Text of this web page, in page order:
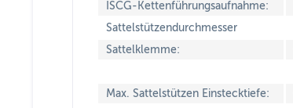
ISCG-Kettenführungsaufnahme:
Sattelstützendurchmesser
Sattelklemme:
Max. Sattelstützen Einstecktiefe: